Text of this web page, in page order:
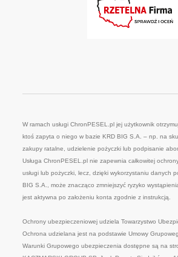
W ramach usługi ChronPESEL.pl jej użytkownik
ktoś zapyta o niego w bazie KRD BIG S.A. – np. na
zakupy ratalne, udzielenie pożyczki lub podpisanie
Usługa ChronPESEL.pl nie zapewnia całkowitej
usługi lub pożyczki, lecz, dzięki wykorzystaniu danych
BIG S.A., może znacząco zmniejszyć ryzyko
jest aktywna po założeniu konta zgodnie z instrukcją.
Ochrony ubezpieczeniowej udziela Towarzystwo
Ochrona udzielana jest na podstawie Umowy
Warunki Grupowego ubezpieczenia dostępne są na